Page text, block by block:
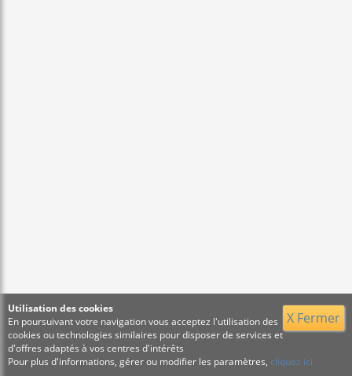
X Fermer
Utilisation des cookies
En poursuivant votre navigation vous acceptez l'utilisation des
cookies ou technologies similaires pour disposer de services et
d'offres adaptés à vos centres d'intérêts
Pour plus d'informations, gérer ou modifier les paramètres, cliquez ici